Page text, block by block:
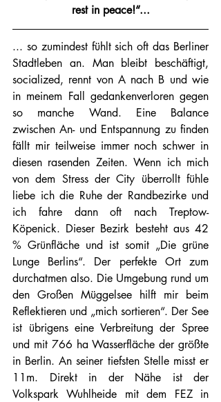
rest in peace!“...
... so zumindest fühlt sich oft das Berliner
Stadtleben an. Man bleibt beschäftigt,
socialized, rennt von A nach B und wie
in meinem Fall gedankenverloren gegen
so manche Wand. Eine Balance
zwischen An- und Entspannung zu finden
fällt mir teilweise immer noch schwer in
diesen rasenden Zeiten. Wenn ich mich
von dem Stress der City überrollt fühle
liebe ich die Ruhe der Randbezirke und
ich fahre dann oft nach Treptow-
Köpenick. Dieser Bezirk besteht aus 42
% Grünfläche und ist somit „Die grüne
Lunge Berlins“. Der perfekte Ort zum
durchatmen also. Die Umgebung rund um
den Großen Müggelsee hilft mir beim
Reflektieren und „mich sortieren“. Der See
ist übrigens eine Verbreitung der Spree
und mit 766 ha Wasserfläche der größte
in Berlin. An seiner tiefsten Stelle misst er
11m. Direkt in der Nähe ist der
Volkspark Wuhlheide mit dem FEZ in